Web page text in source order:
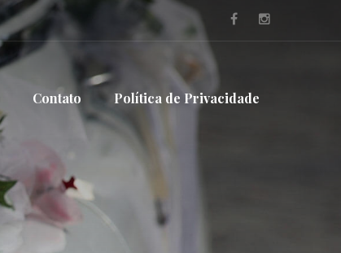
Contato Política de Privacidade